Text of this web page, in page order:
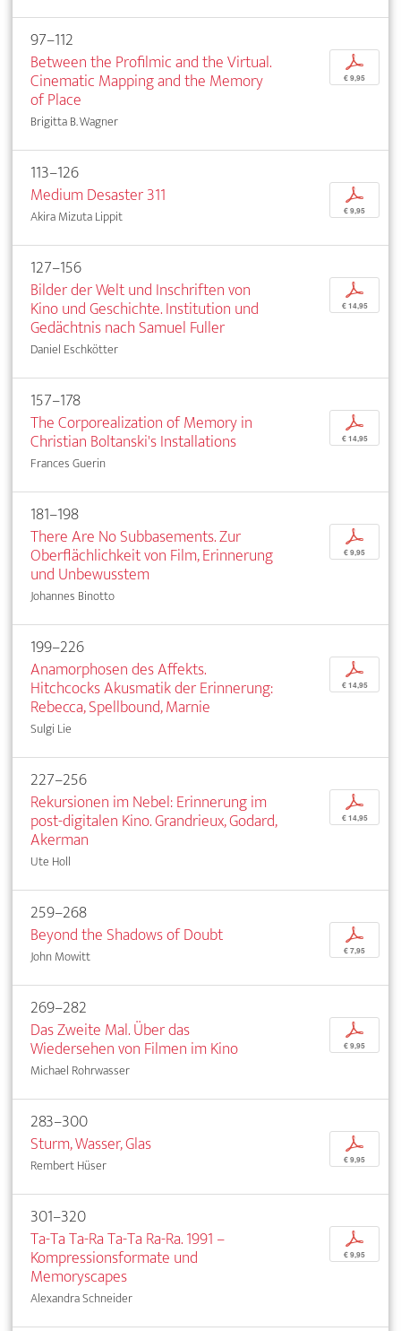
97–112
Between the Profilmic and the Virtual.
Cinematic Mapping and the Memory
of Place
Brigitta B. Wagner
p
€ 9,95
113–126
Medium Desaster 311
Akira Mizuta Lippit
p
€ 9,95
127–156
Bilder der Welt und Inschriften von
Kino und Geschichte. Institution und
Gedächtnis nach Samuel Fuller
Daniel Eschkötter
p
€ 14,95
157–178
The Corporealization of Memory in
Christian Boltanski's Installations
Frances Guerin
p
€ 14,95
181–198
There Are No Subbasements. Zur
Oberflächlichkeit von Film, Erinnerung
und Unbewusstem
Johannes Binotto
p
€ 9,95
199–226
Anamorphosen des Affekts.
Hitchcocks Akusmatik der Erinnerung:
Rebecca, Spellbound, Marnie
Sulgi Lie
p
€ 14,95
227–256
Rekursionen im Nebel: Erinnerung im
post-digitalen Kino. Grandrieux, Godard,
Akerman
Ute Holl
p
€ 14,95
259–268
Beyond the Shadows of Doubt
John Mowitt
p
€ 7,95
269–282
Das Zweite Mal. Über das
Wiedersehen von Filmen im Kino
Michael Rohrwasser
p
€ 9,95
283–300
Sturm, Wasser, Glas
Rembert Hüser
p
€ 9,95
301–320
Ta-Ta Ta-Ra Ta-Ta Ra-Ra. 1991 –
Kompressionsformate und
Memoryscapes
Alexandra Schneider
p
€ 9,95